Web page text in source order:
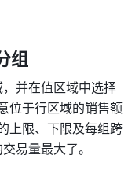
组
位于行区域的销售额
上限、下限及每组跨
易量最大了。